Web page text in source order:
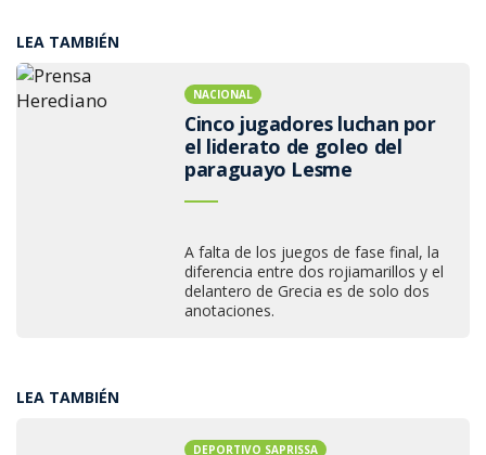
LEA TAMBIÉN
NACIONAL
Cinco jugadores luchan por
el liderato de goleo del
paraguayo Lesme
A falta de los juegos de fase final, la
diferencia entre dos rojiamarillos y el
delantero de Grecia es de solo dos
anotaciones.
LEA TAMBIÉN
DEPORTIVO SAPRISSA